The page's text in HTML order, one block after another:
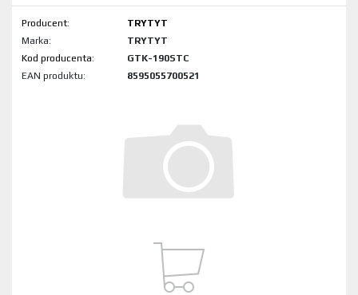
Producent:
TRYTYT
Marka:
TRYTYT
Kod produktu:
GTK-190STC
EAN produktu:
8595055700521